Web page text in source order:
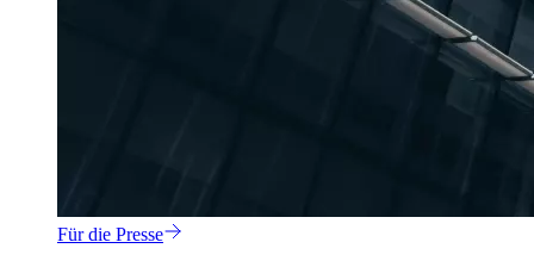
Für die Presse